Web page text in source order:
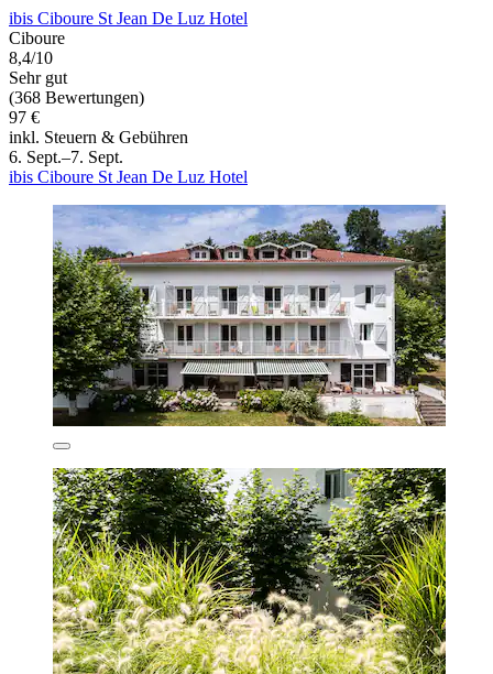
ibis Ciboure St Jean De Luz Hotel
Ciboure
8,4/10
Sehr gut
(368 Bewertungen)
97 €
inkl. Steuern & Gebühren
6. Sept.–7. Sept.
ibis Ciboure St Jean De Luz Hotel